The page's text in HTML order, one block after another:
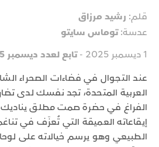
قلم: رشيد مرزاق
عدسة:توماس سايتو
1 ديسمبر 2025 -
تابع لعدد ديسمبر 2025
عند التجوال في فضاءات الصحراء
العربية المتحدة، تجد نفسك لدى
الفراغ في حضرة صمت مطلق
إيقاعاته العميقة التي تُعزَف في
الطبيعي وهو يرسم خيالاته على